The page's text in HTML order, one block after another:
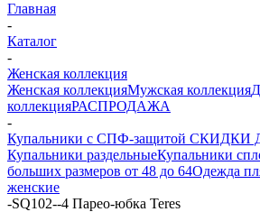
Главная
-
Каталог
-
Женская коллекция
Женская коллекцияМужская коллекция
коллекцияРАСПРОДАЖА
-
Купальники с СПФ-защитой СКИДКИ
Купальники раздельныеКупальники
больших размеров от 48 до 64Одежда
женские
-SQ102--4 Парео-юбка Teres